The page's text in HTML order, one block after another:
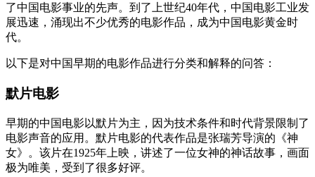
了中国电影事业的先声。到了上世纪40年代，中国电影工业发
展迅速，涌现出不少优秀的电影作品，成为中国电影黄金时
代。
以下是对中国早期的电影作品进行分类和解释的问答：
默片电影
早期的中国电影以默片为主，因为技术条件和时代背景限制了
电影声音的应用。默片电影的代表作品是张瑞芳导演的《神
女》。该片在1925年上映，讲述了一位女神的神话故事，画面
极为唯美，受到了很多好评。